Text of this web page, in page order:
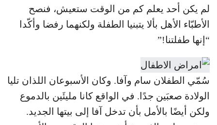
لم يكن أحد يعلم كم من الوقت ستعيش، فنصح
الأطبّاء الأهل بألا يتبنيا الطفلة ولكنهما رفضا وأكّدا
“إنها طفلتنا!”
سُمّي الطفلان سام وآفا. وكان الأسبوعان اللذان تليا
الولادة صعبَين جدًا. في الواقع كانا مليئَين بالدموع
ولكن أيضًا بالأمل بأن تدخل آفا إلى بيتها الجديد.